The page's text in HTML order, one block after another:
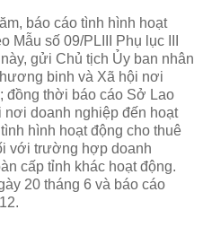
báo cáo tình hình hoạt
Mẫu số 09/PLIII Phụ lục III
gửi Chủ tịch Ủy ban nhân
binh và Xã hội nơi
đồng thời báo cáo Sở Lao
doanh nghiệp đến hoạt
hình hoạt động cho thuê
với trường hợp doanh
cấp tỉnh khác hoạt động.
20 tháng 6 và báo cáo